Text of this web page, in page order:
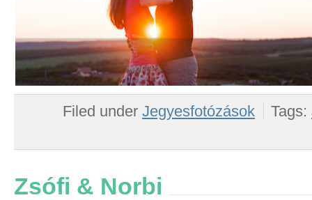
Filed under Jegyesfotózások Tags:
Zsófi & Norbi